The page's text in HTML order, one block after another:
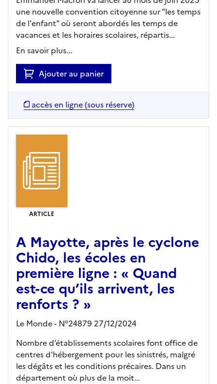
une nouvelle convention citoyenne sur "les temps
de l'enfant" où seront abordés les temps de
vacances et les horaires scolaires, répartis...
En savoir plus...
Ajouter au panier
accès en ligne (sous réserve)
ARTICLE
A Mayotte, après le cyclone
Chido, les écoles en
première ligne : « Quand
est-ce qu’ils arrivent, les
renforts ? »
Le Monde - N°24879 27/12/2024
Nombre d’établissements scolaires font office de
centres d’hébergement pour les sinistrés, malgré
les dégâts et les conditions précaires. Dans un
département où plus de la moit...